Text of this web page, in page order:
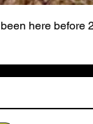
here before